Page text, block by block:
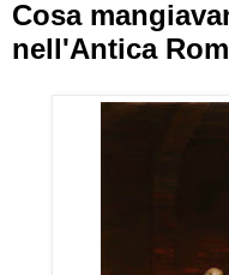
Cosa
nell'Antica